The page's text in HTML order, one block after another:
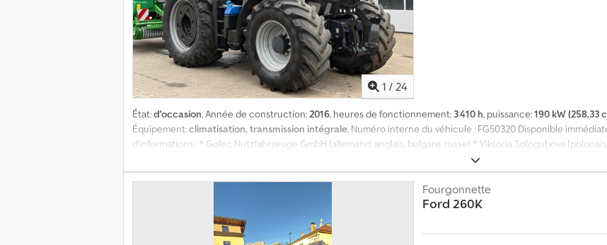
1 / 24
État:d'occasion, Année de construction:2016, heures de fonctionnement: 3 410 h, puissance:190 kW (258,33
Équipement:climatisation, transmission intégrale, Numéro interne du véhicule : FG50320 Disponible
d’informations : * Golec Nutzfahrzeuge GmbH (allemand, anglais, bulgare, russe) * Viktoria Sologubova
Véhicule jamais immatriculé Exemple de financement : * Numéro interne : Tracteur * Prix d’achat : 72
Mensualité : 1 100,02 € Valeur résiduelle : 14 380,00 € Si cette offre vous intéresse ou si vous souhaitez
Enchev). Nous serons ravis de vous entendre. Sous réserve d’erreurs et d’omissions. Nous acceptons avec
Financement possible directement chez nous. GOLEC NUTZFAHRZEUGE GMBH Nous parlons : allemand,
Fourgonnette
Ford 260K